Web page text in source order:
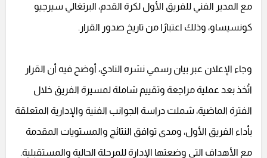
مع المدير الفني للفريق الأول لكرة القدم، البرتغالي سيرجيو
كونسيساو، وذلك اعتبارًا من تاريخ صدور القرار.
وجاء الإعلان عبر بيان رسمي نشره النادي، أوضح فيه أن القرار
اتُخذ بعد عملية مراجعة وتقييم شاملة لمسيرة الفريق خلال
الفترة الماضية، شملت دراسة الجوانب الفنية والإدارية المتعلقة
بأداء الفريق الأول، ومدى توافق النتائج والمستويات المقدمة
مع الأهداف التي وضعتها الإدارة للمرحلة الحالية والمستقبلية.